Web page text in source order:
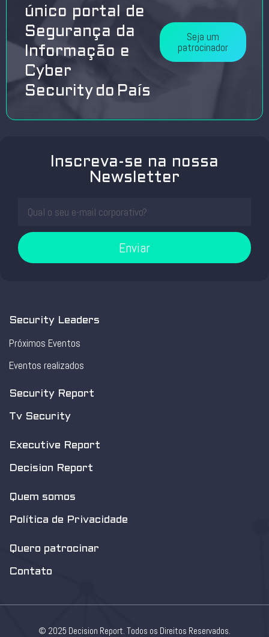
único portal de
Segurança da
Informação e
Cyber
Security do País
Seja um
patrocinador
Inscreva-se na nossa
Newsletter
Enviar
Security Leaders
Próximos Eventos
Eventos realizados
Security Report
Tv Security
Executive Report
Decision Report
Quem somos
Política de Privacidade
Quero patrocinar
Contato
© 2025 Decision Report. Todos os Direitos Reservados.